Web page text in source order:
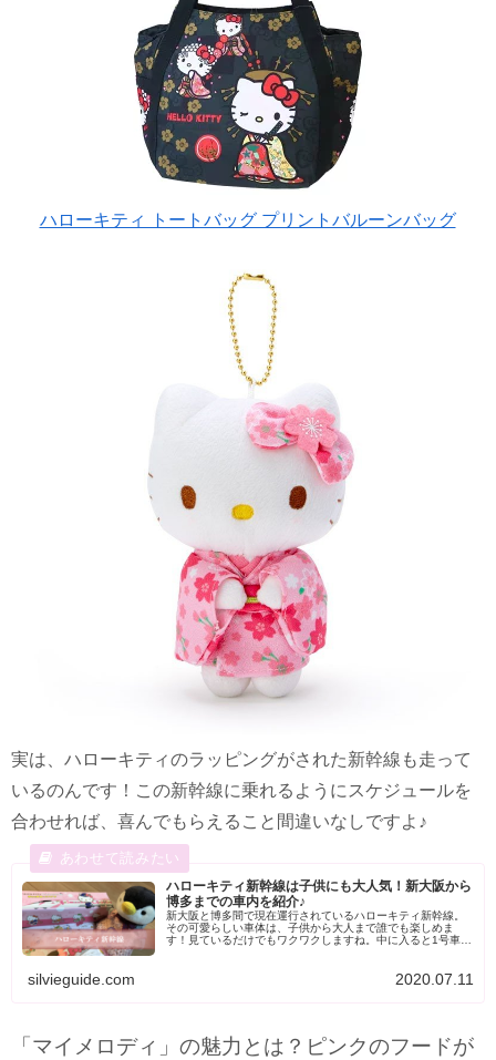
ハローキティ トートバッグ プリントバルーンバッグ
実は、ハローキティのラッピングがされた新幹線も走って
いるのんです！この新幹線に乗れるようにスケジュールを
合わせれば、喜んでもらえること間違いなしですよ♪
ハローキティ新幹線は子供にも大人気！新大阪から
博多までの車内を紹介♪
新大阪と博多間で現在運行されているハローキティ新幹線。
その可愛らしい車体は、子供から大人まで誰でも楽しめま
す！見ているだけでもワクワクしますね。中に入ると1号車と
silvieguide.com 2020.07.11
「マイメロディ」の魅力とは？ピンクのフードが